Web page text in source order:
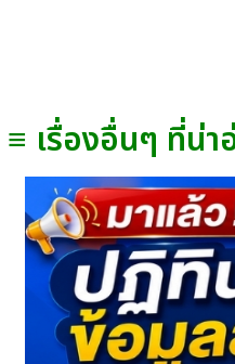
≡ เรื่องอื่นๆ ที่น่า